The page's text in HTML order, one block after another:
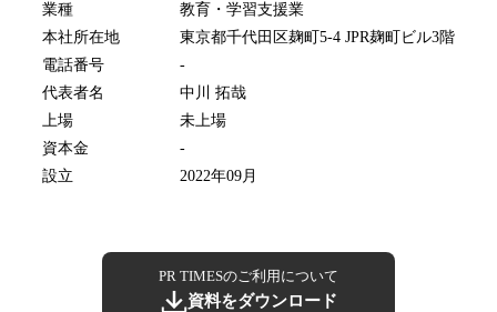
業種
教育・学習支援業
本社所在地
東京都千代田区麹町5-4 JPR麹町ビル3階
電話番号
-
代表者名
中川 拓哉
上場
未上場
資本金
-
設立
2022年09月
PR TIMESのご利用について
資料をダウンロード